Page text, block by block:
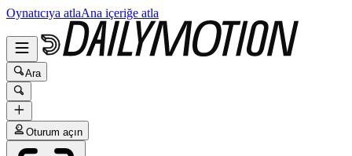
Oynatıcıya atlaAna içeriğe atla
Ara
Oturum açın